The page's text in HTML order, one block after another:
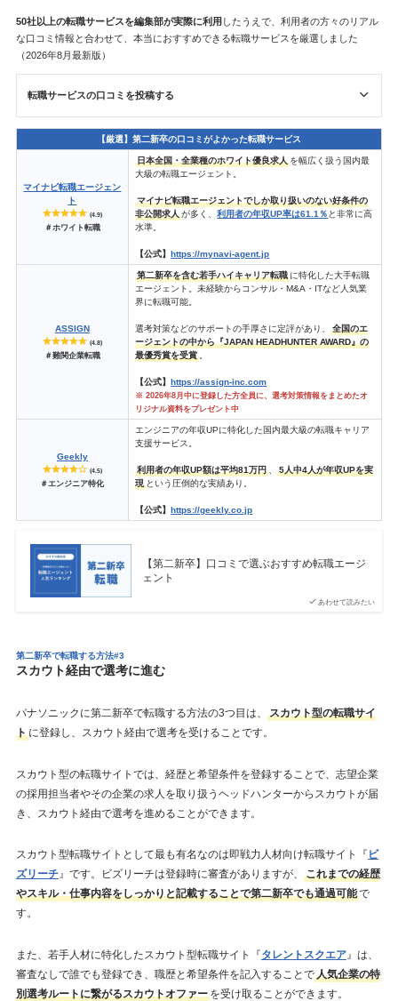
50社以上の転職サービスを編集部が実際に利用 したうえで、利用者の方々のリアル
な口コミ情報と合わせて、本当におすすめできる転職サービスを厳選しました
（2026年8月最新版）
転職サービスの口コミを投稿する
【厳選】第二新卒の口コミがよかった転職サービス
マイナビ転職エージェン
ト
(4.9)
＃ホワイト転職
日本全国・全業種のホワイト優良求人 を幅広く扱う国内最
大級の転職エージェント。
マイナビ転職エージェントでしか取り扱いのない好条件の
非公開求人 が多く、利用者の年収UP率は61.1％ と非常に高
水準。
【公式】https://mynavi-agent.jp
ASSIGN
(4.8)
＃難関企業転職
第二新卒を含む若手ハイキャリア転職 に特化した大手転職
エージェント。未経験からコンサル・M&A・ITなど人気業
界に転職可能。
選考対策などのサポートの手厚さに定評があり、
全国のエ
ージェントの中から『JAPAN HEADHUNTER AWARD』の
最優秀賞を受賞
【公式】https://assign-inc.com
※ 2026年8月中に登録した方全員に、選考対策情報をまとめたオ
リジナル資料をプレゼント中
Geekly
(4.5)
＃エンジニア特化
エンジニアの年収UPに特化した国内最大級の転職キャリア
支援サービス。
利用者の年収UP額は平均81万円
5人中4人が年収UPを実
現 という圧倒的な実績あり。
【公式】https://geekly.co.jp
あわせて読みたい
【第二新卒】口コミで選ぶおすすめ転職エージ
ェント
第二新卒で転職する方法#3
スカウト経由で選考に進む
パナソニックに第二新卒で転職する方法の3つ目は、
スカウト型の転職サイ
トに登録し、スカウト経由で選考を受けることです。
スカウト型の転職サイトでは、経歴と希望条件を登録することで、志望企業
の採用担当者やその企業の求人を取り扱うヘッドハンターからスカウトが届
き、スカウト経由で選考を進めることができます。
スカウト型転職サイトとして最も有名なのは即戦力人材向け転職サイト『 ビ
ズリーチ』です。ビズリーチは登録時に審査がありますが、
これまでの経歴
やスキル・仕事内容をしっかりと記載することで第二新卒でも通過可能で
す。
また、若手人材に特化したスカウト型転職サイト『タレントスクエア』は、
審査なしで誰でも登録でき、職歴と希望条件を記入することで人気企業の特
別選考ルートに繋がるスカウトオファーを受け取ることができます。